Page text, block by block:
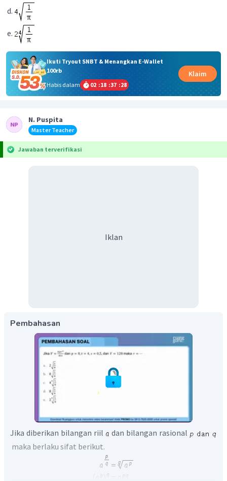
Ikuti Tryout SNBT & Menangkan E-Wallet
100rb
Habis dalam
02 :18 :37 :28
Klaim
N. Puspita
Master Teacher
Jawaban terverifikasi
Iklan
Pembahasan
Jika diberikan bilangan riil
dan bilangan rasional
maka berlaku sifat berikut.